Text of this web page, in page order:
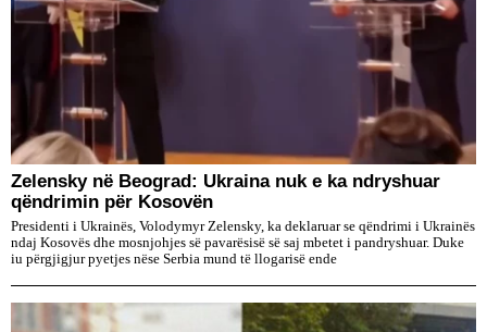
Zelensky në Beograd: Ukraina nuk e ka ndryshuar
qëndrimin për Kosovën
Presidenti i Ukrainës, Volodymyr Zelensky, ka deklaruar se qëndrimi i Ukrainës
ndaj Kosovës dhe mosnjohjes së pavarësisë së saj mbetet i pandryshuar. Duke
iu përgjigjur pyetjes nëse Serbia mund të llogarisë ende